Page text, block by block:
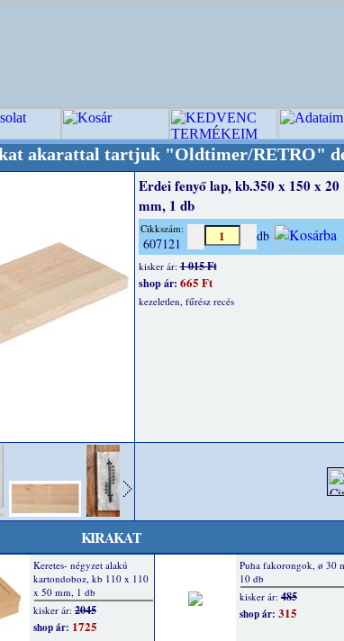
tartjuk "Oldtimer/RETRO" designba!
Erdei fenyő lap, kb.350 x 150 x 20
mm, 1 db
Cikkszám:
607121 db
kisker ár:1 015 Ft
shop ár: 665 Ft
kezeletlen, fűrész recés
KIRAKAT